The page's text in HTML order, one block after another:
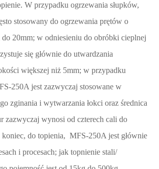
W przypadku ogrzewania słupków,
stosowany do ogrzewania prętów o
20mm; w odniesieniu do obróbki cieplnej
się głównie do utwardzania
większej niż 5mm; w przypadku
250A jest zazwyczaj stosowane w
zginania i wytwarzania łokci oraz średnica
zazwyczaj wynosi od czterech cali do
koniec, do topienia, MFS-250A jest głównie
i procesach; jak topnienie stali/